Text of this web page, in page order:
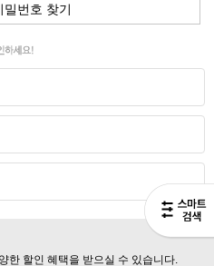
밀번호 찾기
한 할인 혜택을 받으실 수 있습니다.